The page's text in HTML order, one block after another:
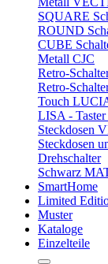
SQUARE
ROUND
CUBE
Metall CJC
Retro-
Retro-
Touch
LISA -
Steckdosen
Steckdosen
Drehschalter
Schwarz
SmartHome
Limited
Muster
Kataloge
Einzelteile